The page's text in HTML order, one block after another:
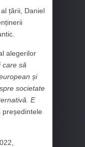
țării, Daniel
alegerilor
care să
și
societate
E
președintele